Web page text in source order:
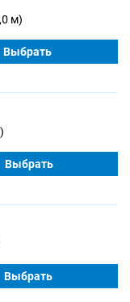
м)
Выбрать
Выбрать
Выбрать